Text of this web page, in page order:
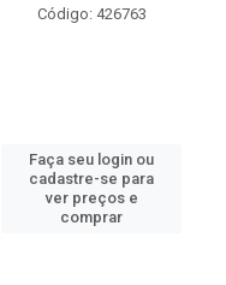
Código: 426763
Faça seu login ou
cadastre-se para
ver preços e
comprar